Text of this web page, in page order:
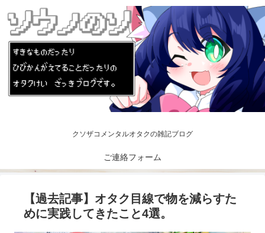
クソザコメンタルオタクの雑記ブログ
ご連絡フォーム
【過去記事】オタク目線で物を減らすた
めに実践してきたこと4選。